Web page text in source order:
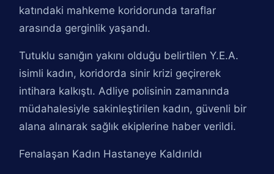
katındaki mahkeme koridorunda taraflar
arasında gerginlik yaşandı.
Tutuklu sanığın yakını olduğu belirtilen Y.E.A.
isimli kadın, koridorda sinir krizi geçirerek
intihara kalkıştı. Adliye polisinin zamanında
müdahalesiyle sakinleştirilen kadın, güvenli bir
alana alınarak sağlık ekiplerine haber verildi.
Fenalaşan Kadın Hastaneye Kaldırıldı